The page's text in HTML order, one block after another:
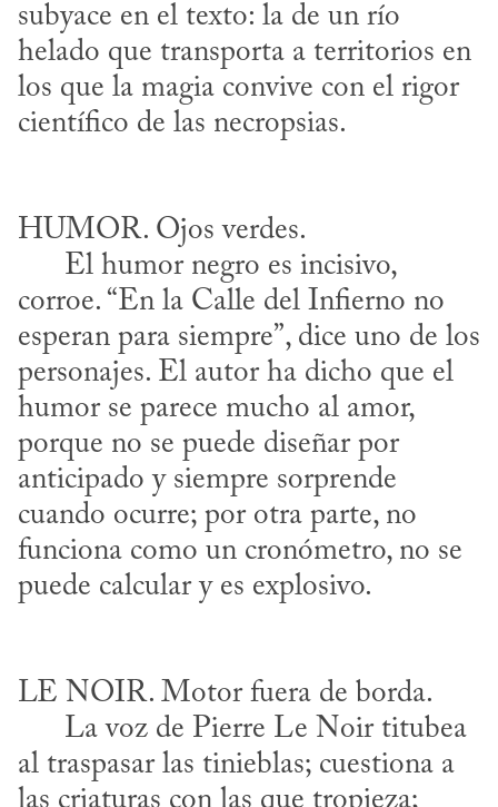
subyace en el texto: la de un río
helado que transporta a territorios en
los que la magia convive con el rigor
HUMOR. Ojos verdes.
corroe. “En la Calle del Infierno no
esperan para siempre”, dice uno de los
personajes. El autor ha dicho que el
humor se parece mucho al amor,
porque no se puede diseñar por
anticipado y siempre sorprende
cuando ocurre; por otra parte, no
funciona como un cronómetro, no se
LE NOIR. Motor fuera de borda.
al traspasar las tinieblas; cuestiona a
las criaturas con las que tropieza;